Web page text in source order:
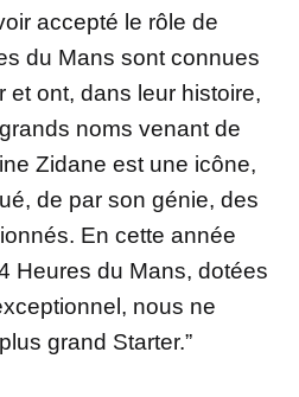
accepté le rôle de
du Mans sont connues
et ont, dans leur histoire,
noms venant de
Zidane est une icône,
de par son génie, des
En cette année
Heures du Mans, dotées
nous ne
grand Starter.”